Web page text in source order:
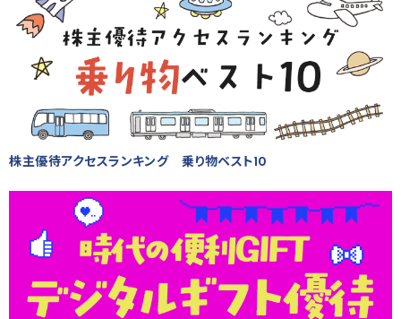
株主優待アクセスランキング 乗り物ベスト10